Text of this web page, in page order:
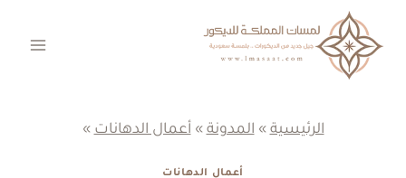
المحتوى
الرئيسية»المدونة»أعمال الدهانات»
أعمال الدهانات